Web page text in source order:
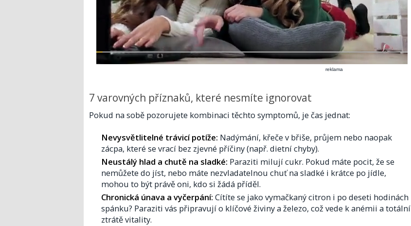
reklama
7 varovných příznaků, které nesmíte ignorovat
Pokud na sobě pozorujete kombinaci těchto symptomů, je čas jednat:
Nevysvětlitelné trávicí potíže: Nadýmání, křeče v břiše, průjem nebo naopak
zácpa, které se vrací bez zjevné příčiny (např. dietní chyby).
Neustálý hlad a chutě na sladké: Paraziti milují cukr. Pokud máte pocit, že se
nemůžete do jíst, nebo máte nezvladatelnou chuť na sladké i krátce po jídle,
mohou to být právě oni, kdo si žádá příděl.
Chronická únava a vyčerpání: Cítíte se jako vymačkaný citron i po deseti hodinách
spánku? Paraziti vás připravují o klíčové živiny a železo, což vede k anémii a totální
ztrátě vitality.